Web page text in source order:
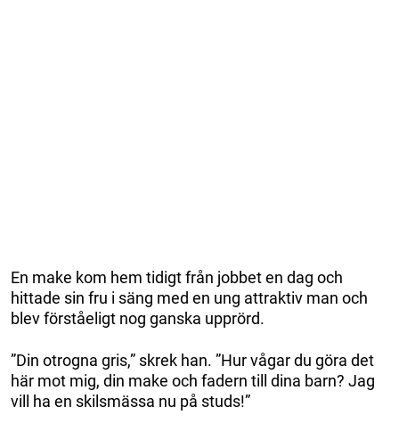
En make kom hem tidigt från jobbet en dag och
hittade sin fru i säng med en ung attraktiv man och
blev förståeligt nog ganska upprörd.
”Din otrogna gris,” skrek han. ”Hur vågar du göra det
här mot mig, din make och fadern till dina barn? Jag
vill ha en skilsmässa nu på studs!”